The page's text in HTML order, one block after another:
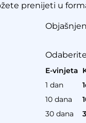
prenijeti u
E-vinjeta
1 dan
10 dana
30 dana